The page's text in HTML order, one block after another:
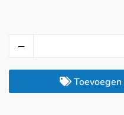
Toevoegen